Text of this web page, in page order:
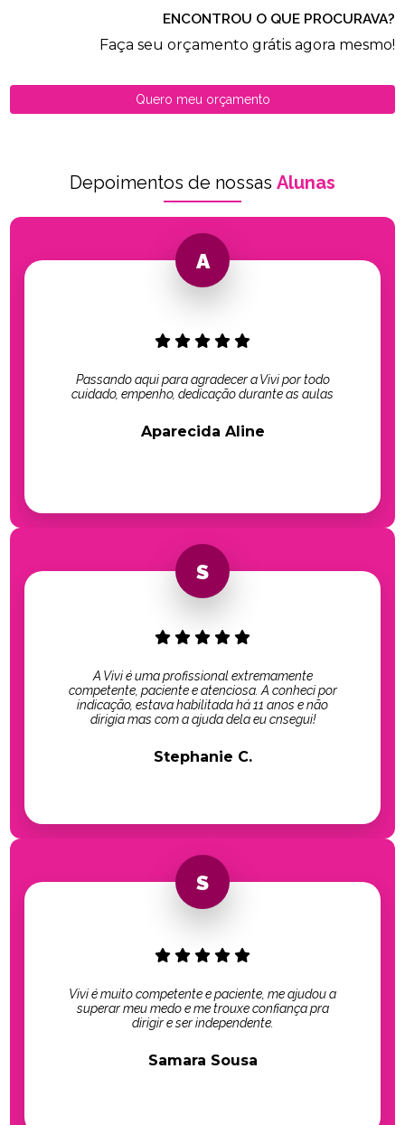
ENCONTROU O QUE PROCURAVA?
Faça seu orçamento grátis agora mesmo!
Quero meu orçamento
Depoimentos de nossas Alunas
Passando aqui para agradecer a Vivi por todo
cuidado, empenho, dedicação durante as aulas
Aparecida Aline
A Vivi é uma profissional extremamente
competente, paciente e atenciosa. A conheci por
indicação, estava habilitada há 11 anos e não
dirigia mas com a ajuda dela eu cnsegui!
Stephanie C.
Vivi é muito competente e paciente, me ajudou a
superar meu medo e me trouxe confiança pra
dirigir e ser independente.
Samara Sousa